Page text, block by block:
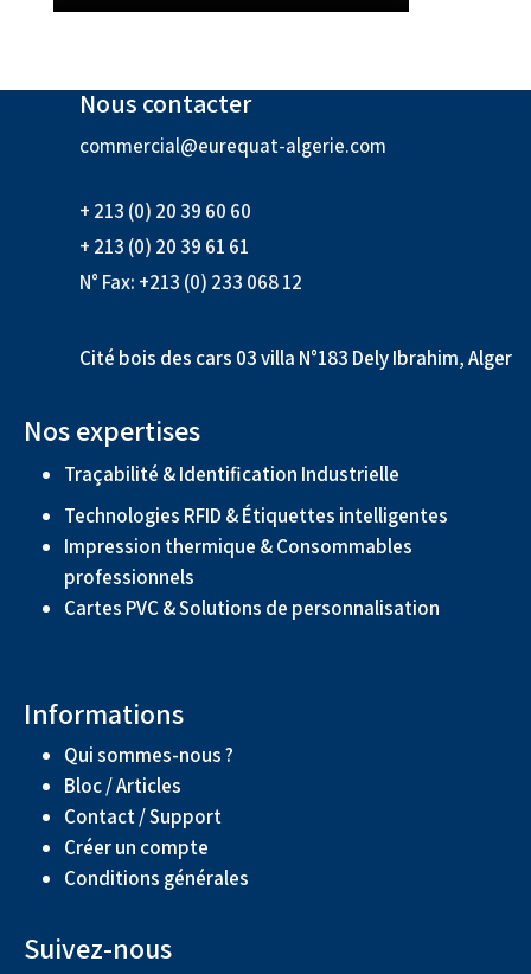
Nous contacter
commercial@eurequat-algerie.com
+ 213 (0) 20 39 60 60
+ 213 (0) 20 39 61 61
N° Fax: +213 (0) 233 068 12
Cité bois des cars 03 villa N°183 Dely Ibrahim, Alger
Nos expertises
Traçabilité & Identification Industrielle
Technologies RFID & Étiquettes intelligentes
Impression thermique & Consommables
professionnels
Cartes PVC & Solutions de personnalisation
Informations
Qui sommes-nous ?
Bloc / Articles
Contact / Support
Créer un compte
Conditions générales
Suivez-nous